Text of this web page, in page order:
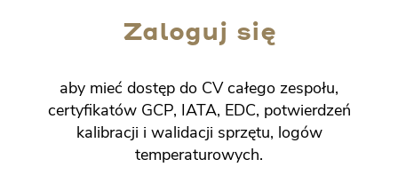
Zaloguj się
aby mieć dostęp do CV całego zespołu,
certyfikatów GCP, IATA, EDC, potwierdzeń
kalibracji i walidacji sprzętu, logów
temperaturowych.